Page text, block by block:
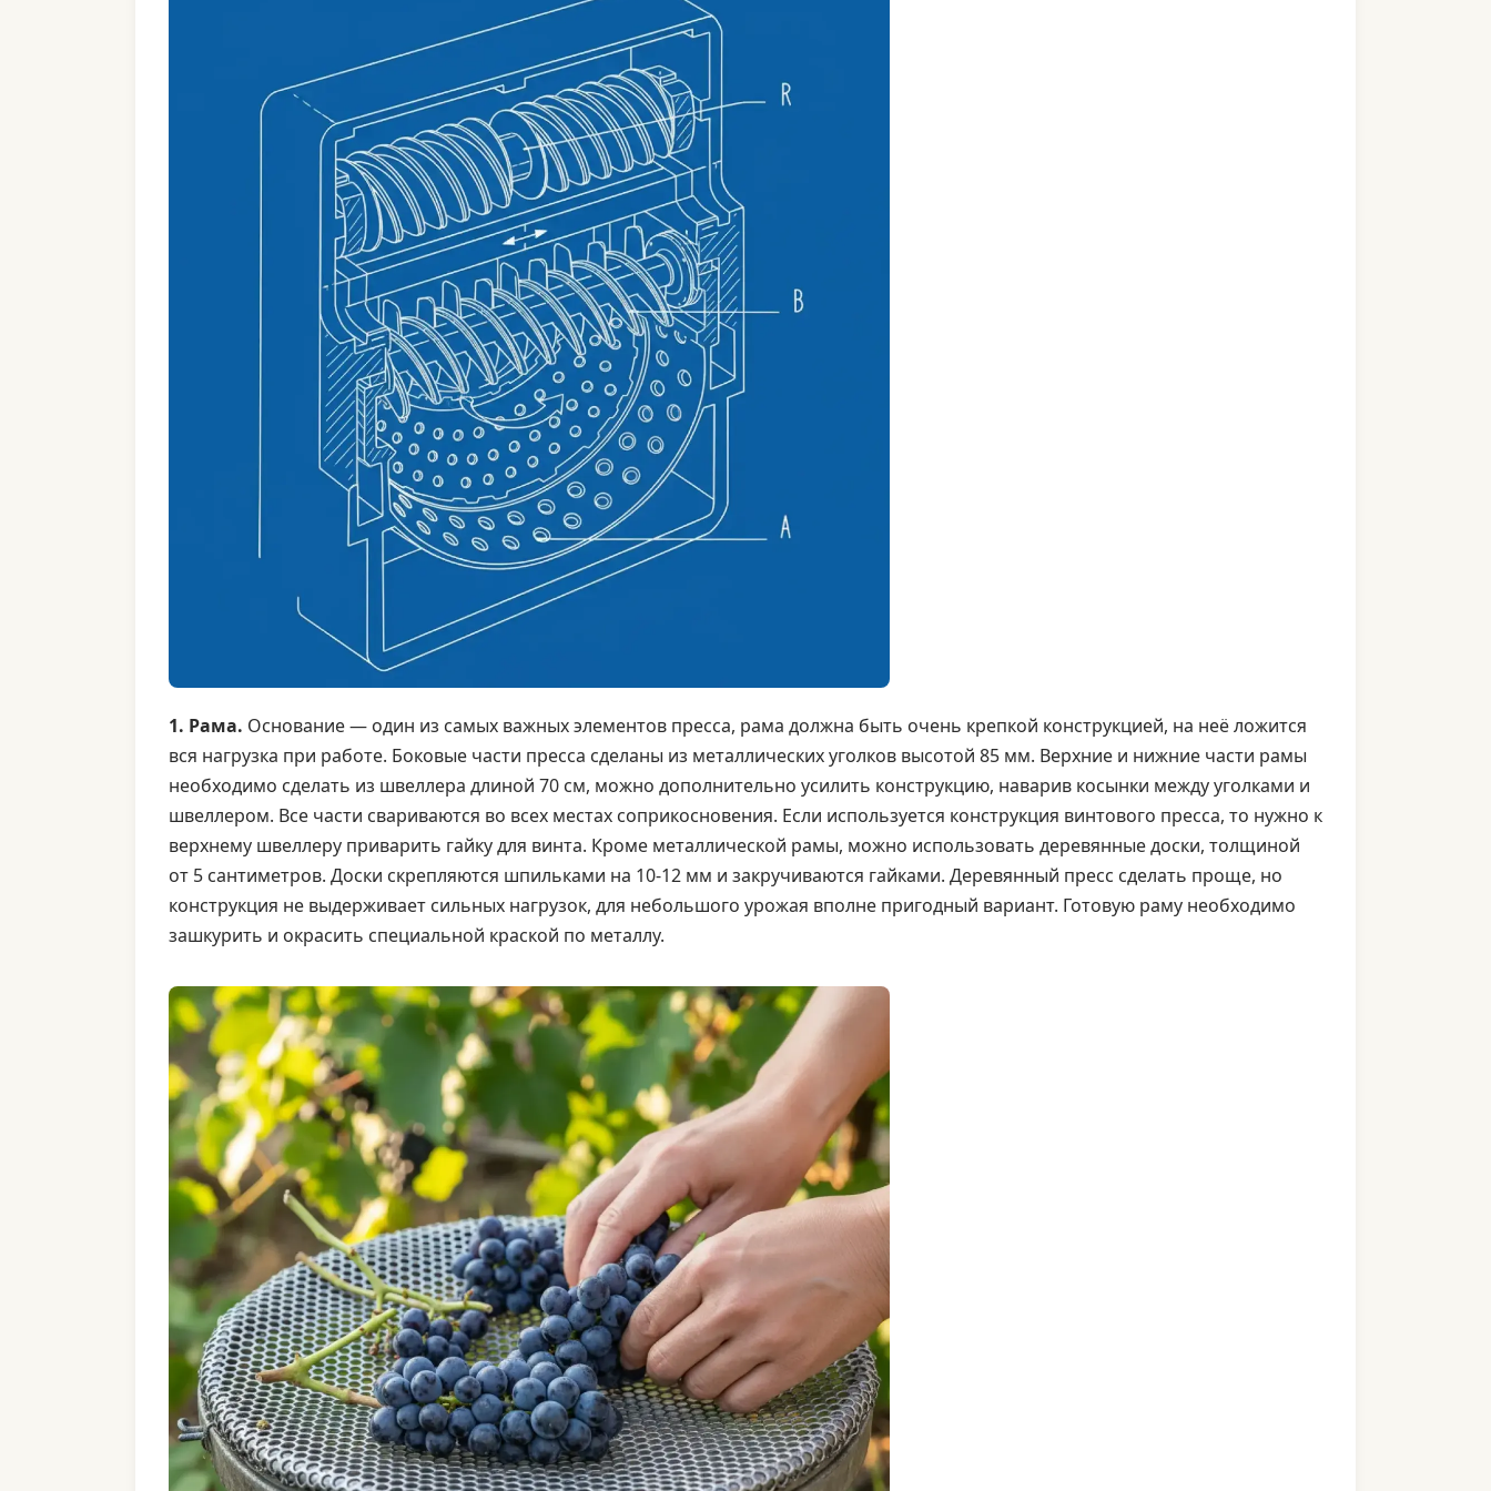
1. Рама. Основание — один из самых важных элементов пресса, рама должна быть очень крепкой конструкцией, на неё ложится
вся нагрузка при работе. Боковые части пресса сделаны из металлических уголков высотой 85 мм. Верхние и нижние части рамы
необходимо сделать из швеллера длиной 70 см, можно дополнительно усилить конструкцию, наварив косынки между уголками и
швеллером. Все части свариваются во всех местах соприкосновения. Если используется конструкция винтового пресса, то нужно к
верхнему швеллеру приварить гайку для винта. Кроме металлической рамы, можно использовать деревянные доски, толщиной
от 5 сантиметров. Доски скрепляются шпильками на 10-12 мм и закручиваются гайками. Деревянный пресс сделать проще, но
конструкция не выдерживает сильных нагрузок, для небольшого урожая вполне пригодный вариант. Готовую раму необходимо
зашкурить и окрасить специальной краской по металлу.